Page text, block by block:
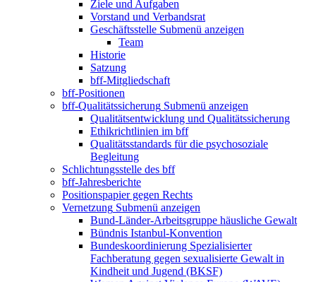
Ziele und Aufgaben
Vorstand und Verbandsrat
Geschäftsstelle Submenü anzeigen
Team
Historie
Satzung
bff-Mitgliedschaft
bff-Positionen
bff-Qualitätssicherung Submenü anzeigen
Qualitätsentwicklung und Qualitätssicherung
Ethikrichtlinien im bff
Qualitätsstandards für die psychosoziale
Begleitung
Schlichtungsstelle des bff
bff-Jahresberichte
Positionspapier gegen Rechts
Vernetzung Submenü anzeigen
Bund-Länder-Arbeitsgruppe häusliche Gewalt
Bündnis Istanbul-Konvention
Bundeskoordinierung Spezialisierter
Fachberatung gegen sexualisierte Gewalt in
Kindheit und Jugend (BKSF)